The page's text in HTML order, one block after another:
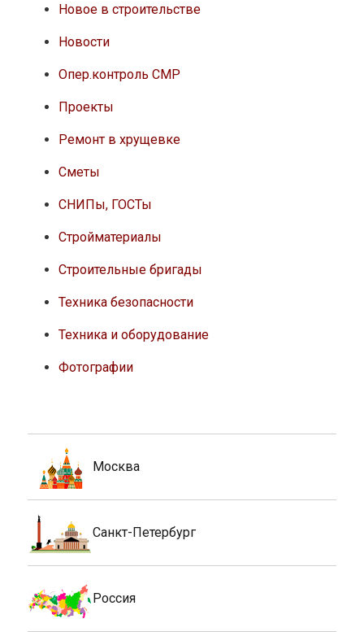
Новое в строительстве
Новости
Опер.контроль СМР
Проекты
Ремонт в хрущевке
Сметы
СНИПы, ГОСТы
Стройматериалы
Строительные бригады
Техника безопасности
Техника и оборудование
Фотографии
Москва
Санкт-Петербург
Россия